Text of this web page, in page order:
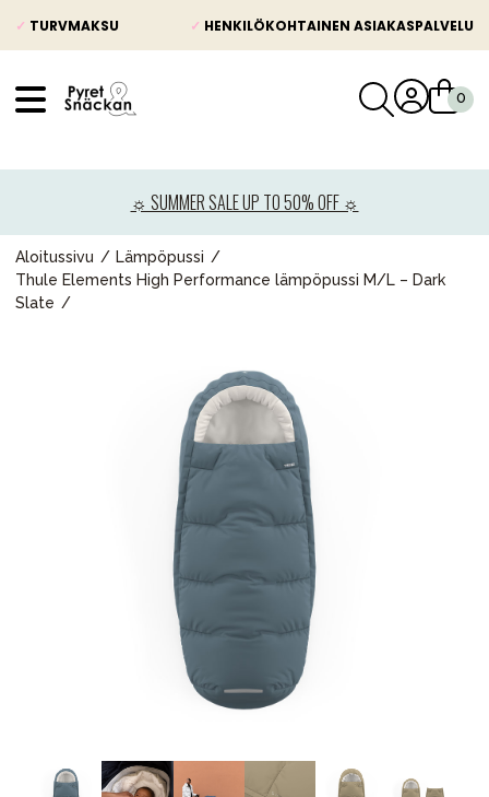
✓ TURVMAKSU ✓ HENKILÖKOHTAINEN ASIAKASPALVELU
☼ SUMMER SALE UP TO 50% OFF ☼
Aloitussivu
Lämpöpussi
Thule Elements High Performance lämpöpussi M/L – Dark
Slate
Lastenvaunut
Lasten turvaistuimet
Lelut ja pelit
Äiti & Isä
Huonekalut & vuodevaatteet
Tarvikkeet
Varaosat
Kampanjat
Lahjavinkkejä
Tavaramerkit